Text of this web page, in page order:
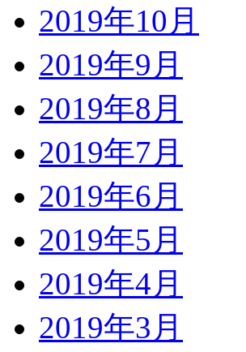
2019年10月
2019年9月
2019年8月
2019年7月
2019年6月
2019年5月
2019年4月
2019年3月